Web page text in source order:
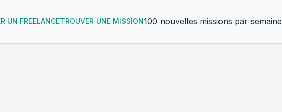
UN FREELANCETROUVER UNE MISSION100 nouvelles missions par semaine